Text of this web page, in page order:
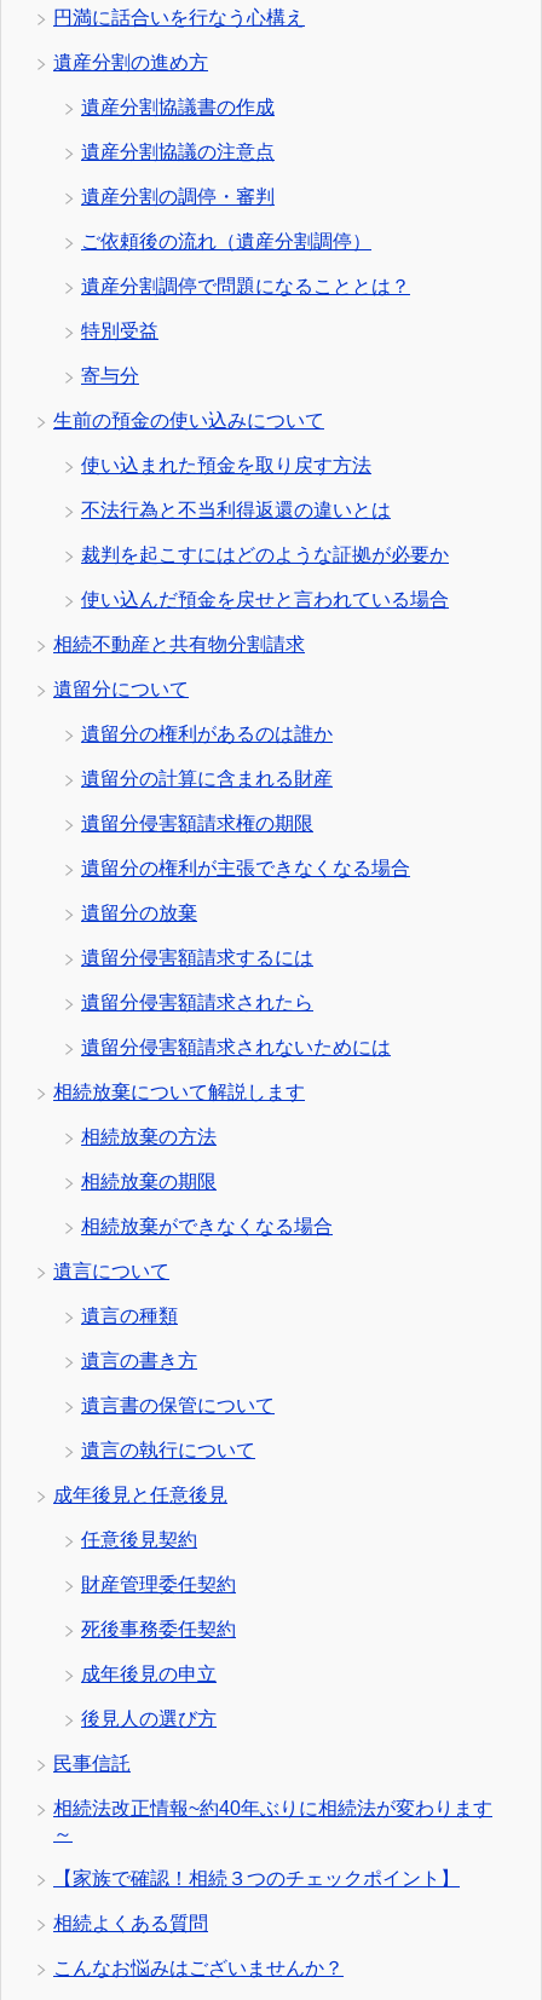
円満に話合いを行なう心構え
遺産分割の進め方
遺産分割協議書の作成
遺産分割協議の注意点
遺産分割の調停・審判
ご依頼後の流れ（遺産分割調停）
遺産分割調停で問題になることとは？
特別受益
寄与分
生前の預金の使い込みについて
使い込まれた預金を取り戻す方法
不法行為と不当利得返還の違いとは
裁判を起こすにはどのような証拠が必要か
使い込んだ預金を戻せと言われている場合
相続不動産と共有物分割請求
遺留分について
遺留分の権利があるのは誰か
遺留分の計算に含まれる財産
遺留分侵害額請求権の期限
遺留分の権利が主張できなくなる場合
遺留分の放棄
遺留分侵害額請求するには
遺留分侵害額請求されたら
遺留分侵害額請求されないためには
相続放棄について解説します
相続放棄の方法
相続放棄の期限
相続放棄ができなくなる場合
遺言について
遺言の種類
遺言の書き方
遺言書の保管について
遺言の執行について
成年後見と任意後見
任意後見契約
財産管理委任契約
死後事務委任契約
成年後見の申立
後見人の選び方
民事信託
相続法改正情報~約40年ぶりに相続法が変わります
～
【家族で確認！相続３つのチェックポイント】
相続よくある質問
こんなお悩みはございませんか？